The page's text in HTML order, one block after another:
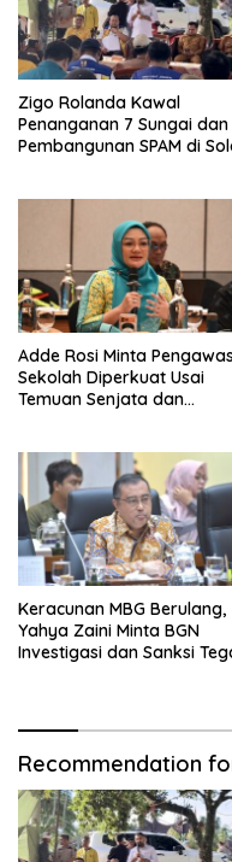
Zigo Rolanda Kawal
Penanganan 7 Sungai dan
Pembangunan SPAM di
Adde Rosi Minta
Sekolah Diperkuat Usai
Temuan Senjata dan
Keracunan MBG Berulang,
Yahya Zaini Minta BGN
Investigasi dan Sanksi
Recommendation